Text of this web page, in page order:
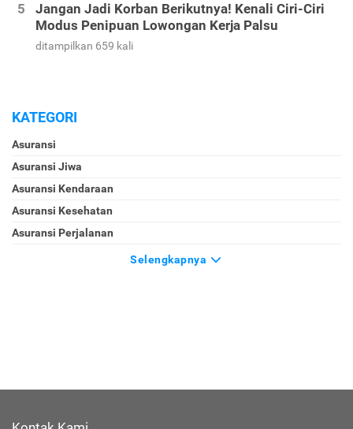
Jangan Jadi Korban Berikutnya! Kenali Ciri-Ciri
Modus Penipuan Lowongan Kerja Palsu
ditampilkan 659 kali
KATEGORI
Asuransi
Asuransi Jiwa
Asuransi Kendaraan
Asuransi Kesehatan
Asuransi Perjalanan
Selengkapnya